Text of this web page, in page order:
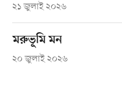
২১ জুলাই ২০২৬
মরুভূমি মন
২০ জুলাই ২০২৬